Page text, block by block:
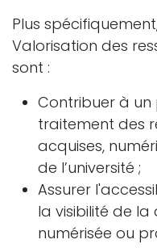
Plus
Valorisation des
sont :
Contribuer à
traitement des
acquises,
de l’université ;
Assurer
la visibilité de
numérisée ou